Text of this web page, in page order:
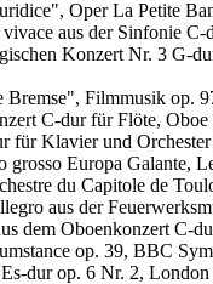
Oper La Petite
aus der Sinfonie
Konzert Nr. 3 G-
Filmmusik op.
C-dur für Flöte,
für Klavier und
grosso Europa Galante,
du Capitole de
aus der
dem Oboenkonzert
op. 39, BBC
dur op. 6 Nr. 2,